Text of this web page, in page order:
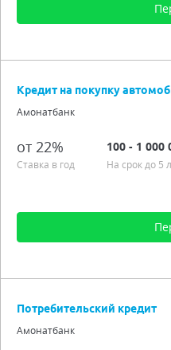
Процентная ставка от 22,00%
Гражданство РТ
Сотрудники госучреждений
финансовым положением
Кредит на покупку
Амонатбанк
от 22%
Ставка в год
100 - 1 000
На срок до 5
Процентная ставка от 22,00%
Подробно
Потребительский кредит
Амонатбанк